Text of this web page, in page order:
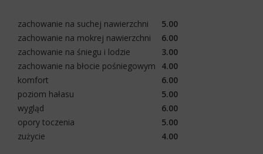
zachowanie na suchej nawierzchni
5.00
zachowanie na mokrej nawierzchni
6.00
zachowanie na śniegu i lodzie
3.00
zachowanie na błocie pośniegowym
4.00
komfort
6.00
poziom hałasu
5.00
wygląd
6.00
opory toczenia
5.00
zużycie
4.00